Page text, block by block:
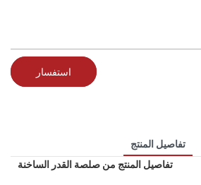
استفسار
تفاصيل المنتج
تفاصيل المنتج من صلصة القدر الساخنة